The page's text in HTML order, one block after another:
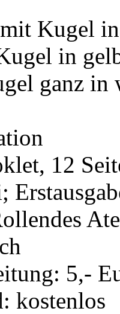
Kugel
in
ganz in
12
5,-
kostenlos